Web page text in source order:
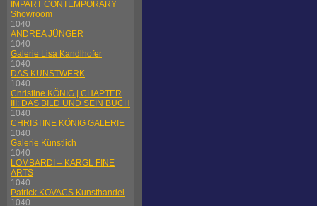
IMPART CONTEMPORARY
Showroom
1040
ANDREA JÜNGER
1040
Galerie Lisa Kandlhofer
1040
DAS KUNSTWERK
1040
Christine KÖNIG | CHAPTER
III: DAS BILD UND SEIN BUCH
1040
CHRISTINE KÖNIG GALERIE
1040
Galerie Künstlich
1040
LOMBARDI – KARGL FINE
ARTS
1040
Patrick KOVACS Kunsthandel
1040